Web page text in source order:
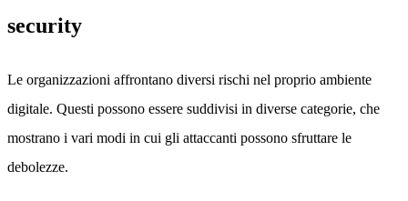
security
Le organizzazioni affrontano diversi rischi nel proprio ambiente
digitale. Questi possono essere suddivisi in diverse categorie, che
mostrano i vari modi in cui gli attaccanti possono sfruttare le
debolezze.